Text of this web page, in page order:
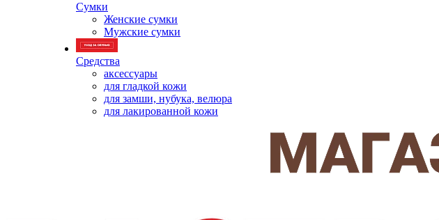
Сумки
Женские сумки
Мужские сумки
Средства
аксессуары
для гладкой кожи
для замши, нубука, велюра
для лакированной кожи